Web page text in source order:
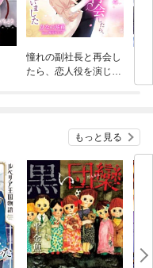
憧れの副社長と再会し
たら、恋人役を演じる
ラ
もっと見る